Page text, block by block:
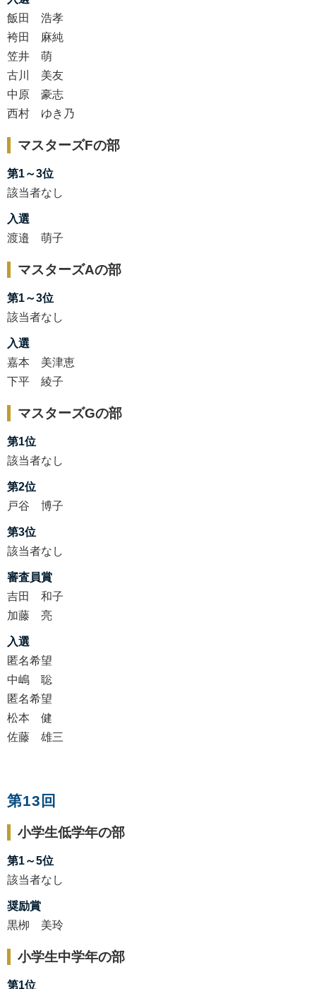
飯田 浩孝
袴田 麻純
笠井 萌
古川 美友
中原 豪志
西村 ゆき乃
マスターズFの部
第1～3位
該当者なし
入選
渡邉 萌子
マスターズAの部
第1～3位
該当者なし
入選
嘉本 美津恵
下平 綾子
マスターズGの部
第1位
該当者なし
第2位
戸谷 博子
第3位
該当者なし
審査員賞
吉田 和子
加藤 亮
入選
匿名希望
中嶋 聡
匿名希望
松本 健
佐藤 雄三
第13回
小学生低学年の部
第1～5位
該当者なし
奨励賞
黒栁 美玲
小学生中学年の部
第1位